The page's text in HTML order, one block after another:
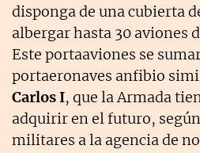
disponga de una cubierta
albergar hasta 30 aviones
Este portaaviones se
portaeronaves anfibio
Carlos I, que la Armada
adquirir en el futuro,
militares a la agencia de